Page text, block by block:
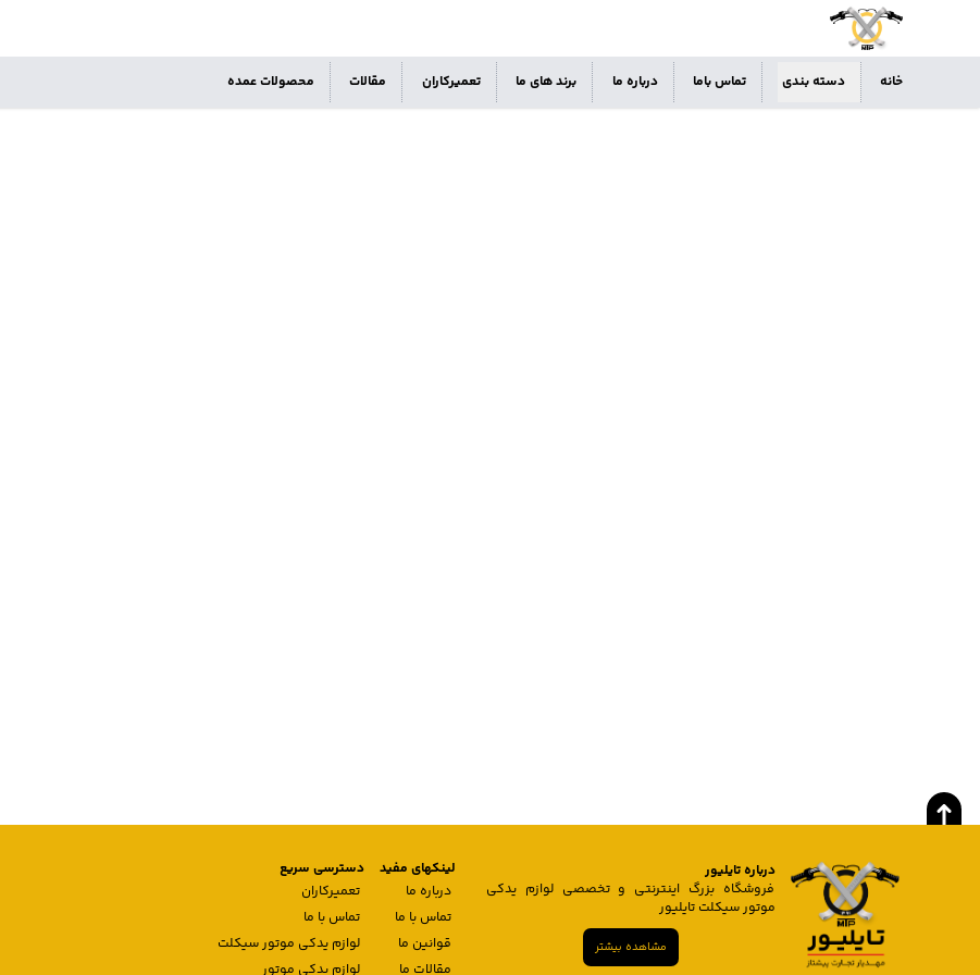
خانه دسته بندی تماس باما درباره ما برند های ما تعمیرکاران مقالات محصولات عمده
درباره تایلیور
فروشگاه بزرگ اینترنتی و تخصصی لوازم یدکی
موتور سیکلت تایلیور
مشاهده بیشتر
لینکهای مفید
درباره ما
تماس با ما
قوانین ما
مقالات ما
دسترسی سریع
تعمیرکاران
تماس با ما
لوازم یدکی موتور سیکلت
لوازم یدکی موتور